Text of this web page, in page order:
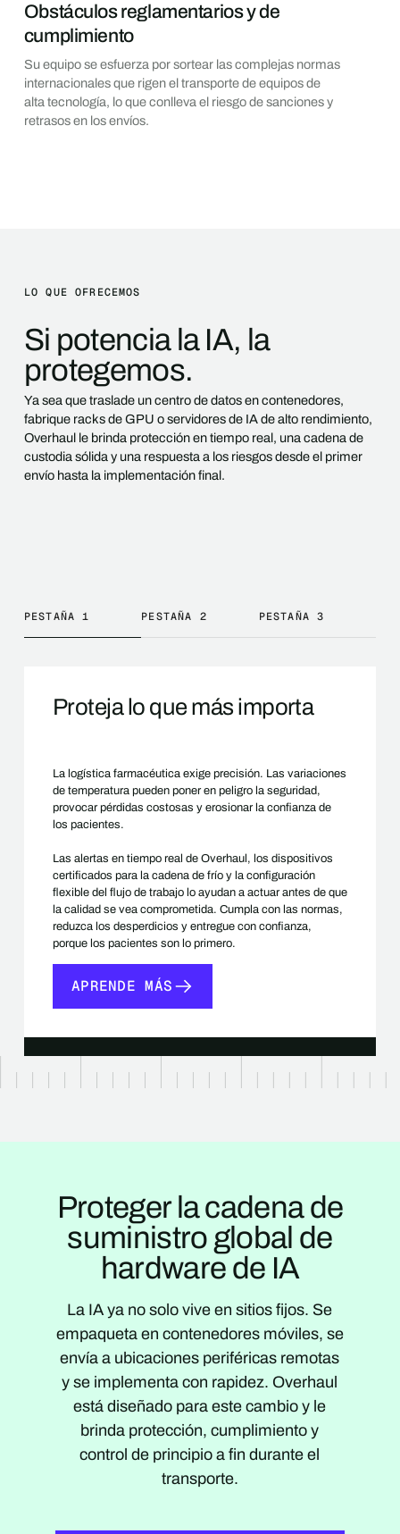
Obstáculos reglamentarios y de
cumplimiento
Su equipo se esfuerza por sortear las complejas normas
internacionales que rigen el transporte de equipos de
alta tecnología, lo que conlleva el riesgo de sanciones y
retrasos en los envíos.
LO QUE OFRECEMOS
Si potencia la IA, la
protegemos.
Ya sea que traslade un centro de datos en contenedores,
fabrique racks de GPU o servidores de IA de alto rendimiento,
Overhaul le brinda protección en tiempo real, una cadena de
custodia sólida y una respuesta a los riesgos desde el primer
envío hasta la implementación final.
PESTAÑA 1 PESTAÑA 2 PESTAÑA 3
Proteja lo que más importa
La logística farmacéutica exige precisión. Las variaciones
de temperatura pueden poner en peligro la seguridad,
provocar pérdidas costosas y erosionar la confianza de
los pacientes.
Las alertas en tiempo real de Overhaul, los dispositivos
certificados para la cadena de frío y la configuración
flexible del flujo de trabajo lo ayudan a actuar antes de que
la calidad se vea comprometida. Cumpla con las normas,
reduzca los desperdicios y entregue con confianza,
porque los pacientes son lo primero.
APRENDE MÁS
APRENDE MÁS
Proteger la cadena de
suministro global de
hardware de IA
La IA ya no solo vive en sitios fijos. Se
empaqueta en contenedores móviles, se
envía a ubicaciones periféricas remotas
y se implementa con rapidez. Overhaul
está diseñado para este cambio y le
brinda protección, cumplimiento y
control de principio a fin durante el
transporte.